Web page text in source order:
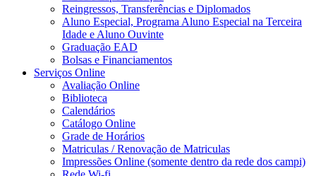
Reingressos, Transferências e Diplomados
Aluno Especial, Programa Aluno Especial na Terceira
Idade e Aluno Ouvinte
Graduação EAD
Bolsas e Financiamentos
Serviços Online
Avaliação Online
Biblioteca
Calendários
Catálogo Online
Grade de Horários
Matriculas / Renovação de Matriculas
Impressões Online (somente dentro da rede dos campi)